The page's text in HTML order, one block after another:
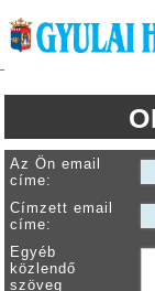
Az Ön email
címe:
Címzett email
címe:
Egyéb
közlendő
szöveg